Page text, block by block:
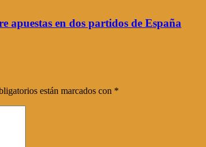
en dos partidos de España
están marcados con *